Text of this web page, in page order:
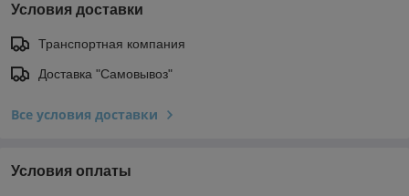
Условия доставки
Транспортная компания
Доставка "Самовывоз"
Все условия доставки
Условия оплаты